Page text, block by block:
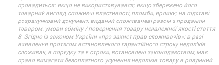
провадиться: якщо не використовувався; якщо збережено його
товарний вигляд, споживчі властивості, пломби, ярлики; на підставі
розрахунковий документ, виданий споживачеві разом з проданим
товаром. умови обміну / повернення товару неналежної якості стаття
8. Згідно із законом України «про захист прав споживачів»: в разі
виявлення протягом встановленого гарантійного строку недоліків
споживач, в порядку та в строки, встановлені законодавством, має
право вимагати безоплатного усунення недоліків товару в розумний